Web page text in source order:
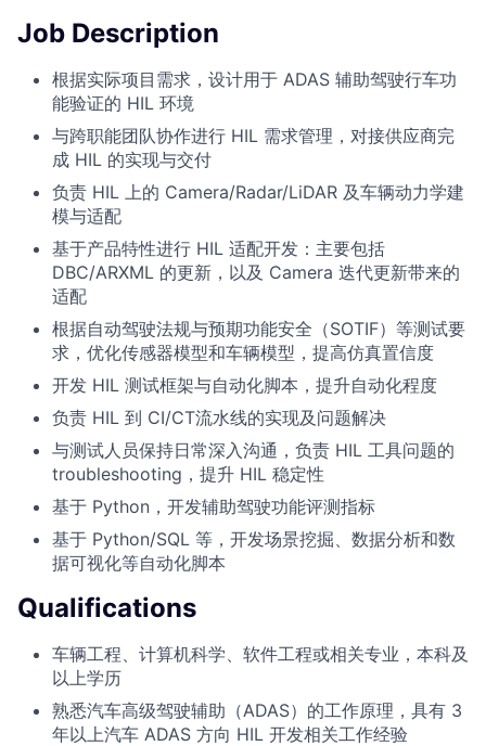
Job Description
根据实际项目需求，设计用于 ADAS 辅助驾驶行车功
能验证的 HIL 环境
与跨职能团队协作进行 HIL 需求管理，对接供应商完
成 HIL 的实现与交付
负责 HIL 上的 Camera/Radar/LiDAR 及车辆动力学建
模与适配
基于产品特性进行 HIL 适配开发：主要包括
DBC/ARXML 的更新，以及 Camera 迭代更新带来的
适配
根据自动驾驶法规与预期功能安全（SOTIF）等测试要
求，优化传感器模型和车辆模型，提高仿真置信度
开发 HIL 测试框架与自动化脚本，提升自动化程度
负责 HIL 到 CI/CT流水线的实现及问题解决
与测试人员保持日常深入沟通，负责 HIL 工具问题的
troubleshooting，提升 HIL 稳定性
基于 Python，开发辅助驾驶功能评测指标
基于 Python/SQL 等，开发场景挖掘、数据分析和数
据可视化等自动化脚本
Qualifications
车辆工程、计算机科学、软件工程或相关专业，本科及
以上学历
熟悉汽车高级驾驶辅助（ADAS）的工作原理，具有 3
年以上汽车 ADAS 方向 HIL 开发相关工作经验